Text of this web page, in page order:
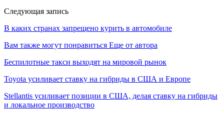
Следующая запись
В каких странах запрещено курить в автомобиле
Вам также могут понравиться Еще от автора
Беспилотные такси выходят на мировой рынок
Toyota усиливает ставку на гибриды в США и Европе
Stellantis усиливает позиции в США, делая ставку на гибриды
и локальное производство